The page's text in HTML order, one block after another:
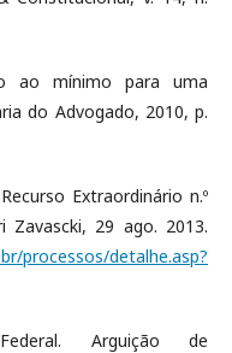
ao mínimo para uma
do Advogado, 2010, p.
Extraordinário n.º
Zavascki, 29 ago. 2013.
processos/detalhe.asp?
Arguição de